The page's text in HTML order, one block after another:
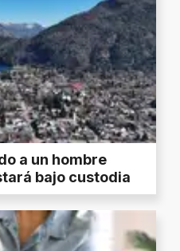
a un hombre
bajo custodia